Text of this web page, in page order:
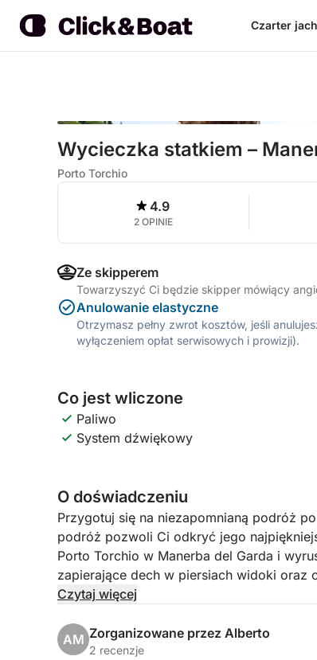
Czarter
Wycieczka statkiem –
Porto Torchio
4.9
2 OPINIE
Ze skipperem
Towarzyszyć Ci będzie skipper mówiący
Anulowanie elastyczne
Otrzymasz pełny zwrot kosztów, jeśli
wyłączeniem opłat serwisowych i prowizji).
Co jest wliczone
Paliwo
System dźwiękowy
O doświadczeniu
Przygotuj się na niezapomnianą podróż
podróż pozwoli Ci odkryć jego
Porto Torchio w Manerba del Garda i
zapierające dech w piersiach widoki oraz
z jej okazałą willą i ogrodami
eleganckiego Salò, z jego brzegiem i
Czytaj więcej
AM Zorganizowane przez Alberto
2 recenzje